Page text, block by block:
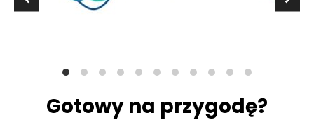
Gotowy na przygodę?